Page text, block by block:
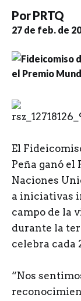
PorPRTQ
27 de feb. de
El
Peña ganó
Naciones
a iniciativas
campo de la
durante la
celebra cada
“Nos